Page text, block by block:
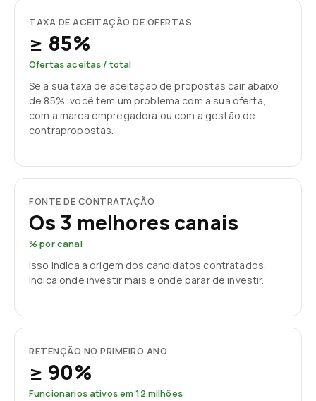
TAXA DE ACEITAÇÃO DE OFERTAS
≥ 85%
Ofertas aceitas / total
Se a sua taxa de aceitação de propostas cair abaixo
de 85%, você tem um problema com a sua oferta,
com a marca empregadora ou com a gestão de
contrapropostas.
FONTE DE CONTRATAÇÃO
Os 3 melhores canais
% por canal
Isso indica a origem dos candidatos contratados.
Indica onde investir mais e onde parar de investir.
RETENÇÃO NO PRIMEIRO ANO
≥ 90%
Funcionários ativos em 12 milhões